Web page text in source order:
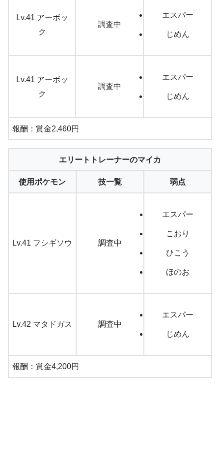
Lv.41 アーボッ
ク
調査中
エスパー
じめん
Lv.41 アーボッ
ク
調査中
エスパー
じめん
報酬：賞金2,460円
エリートトレーナーのマイカ
使用ポケモン 技一覧 弱点
Lv.41 フシギソウ 調査中
エスパー
こおり
ひこう
ほのお
Lv.42 マタドガス 調査中
エスパー
じめん
報酬：賞金4,200円